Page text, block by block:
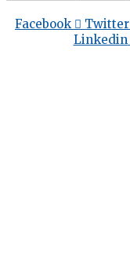
Facebook Twitter
Linkedin